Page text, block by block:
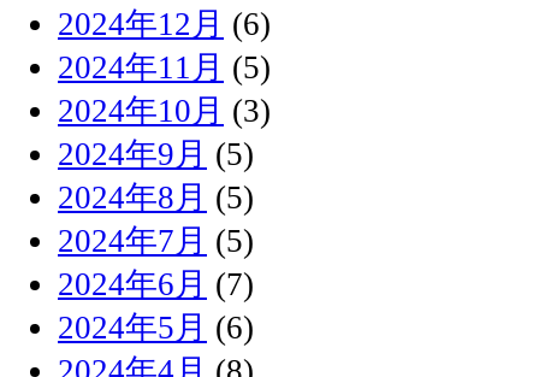
2024年12月 (6)
2024年11月 (5)
2024年10月 (3)
2024年9月 (5)
2024年8月 (5)
2024年7月 (5)
2024年6月 (7)
2024年5月 (6)